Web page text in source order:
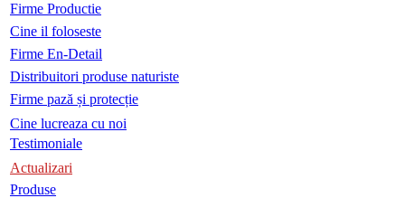
Firme Productie
Cine il foloseste
Firme En-Detail
Distribuitori produse naturiste
Firme pază și protecție
Cine lucreaza cu noi
Testimoniale
Actualizari
Produse